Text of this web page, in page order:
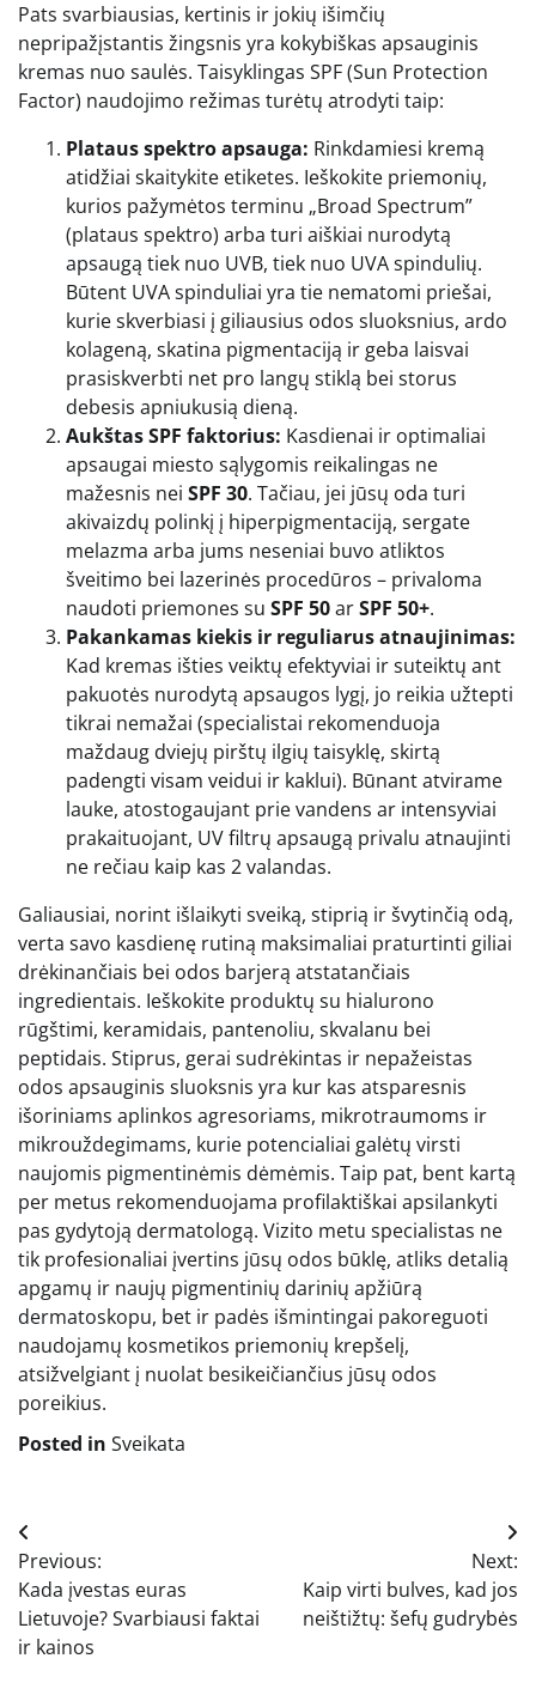
Pats svarbiausias, kertinis ir jokių išimčių
nepripažįstantis žingsnis yra kokybiškas apsauginis
kremas nuo saulės. Taisyklingas SPF (Sun Protection
Factor) naudojimo režimas turėtų atrodyti taip:
Plataus spektro apsauga: Rinkdamiesi kremą
atidžiai skaitykite etiketes. Ieškokite priemonių,
kurios pažymėtos terminu „Broad Spectrum”
(plataus spektro) arba turi aiškiai nurodytą
apsaugą tiek nuo UVB, tiek nuo UVA spindulių.
Būtent UVA spinduliai yra tie nematomi priešai,
kurie skverbiasi į giliausius odos sluoksnius, ardo
kolageną, skatina pigmentaciją ir geba laisvai
prasiskverbti net pro langų stiklą bei storus
debesis apniukusią dieną.
Aukštas SPF faktorius: Kasdienai ir optimaliai
apsaugai miesto sąlygomis reikalingas ne
mažesnis nei SPF 30. Tačiau, jei jūsų oda turi
akivaizdų polinkį į hiperpigmentaciją, sergate
melazma arba jums neseniai buvo atliktos
šveitimo bei lazerinės procedūros – privaloma
naudoti priemones su SPF 50arSPF 50+.
Pakankamas kiekis ir reguliarus atnaujinimas:
Kad kremas išties veiktų efektyviai ir suteiktų ant
pakuotės nurodytą apsaugos lygį, jo reikia užtepti
tikrai nemažai (specialistai rekomenduoja
maždaug dviejų pirštų ilgių taisyklę, skirtą
padengti visam veidui ir kaklui). Būnant atvirame
lauke, atostogaujant prie vandens ar intensyviai
prakaituojant, UV filtrų apsaugą privalu atnaujinti
ne rečiau kaip kas 2 valandas.
Galiausiai, norint išlaikyti sveiką, stiprią ir švytinčią odą,
verta savo kasdienę rutiną maksimaliai praturtinti giliai
drėkinančiais bei odos barjerą atstatančiais
ingredientais. Ieškokite produktų su hialurono
rūgštimi, keramidais, pantenoliu, skvalanu bei
peptidais. Stiprus, gerai sudrėkintas ir nepažeistas
odos apsauginis sluoksnis yra kur kas atsparesnis
išoriniams aplinkos agresoriams, mikrotraumoms ir
mikrouždegimams, kurie potencialiai galėtų virsti
naujomis pigmentinėmis dėmėmis. Taip pat, bent kartą
per metus rekomenduojama profilaktiškai apsilankyti
pas gydytoją dermatologą. Vizito metu specialistas ne
tik profesionaliai įvertins jūsų odos būklę, atliks detalią
apgamų ir naujų pigmentinių darinių apžiūrą
dermatoskopu, bet ir padės išmintingai pakoreguoti
naudojamų kosmetikos priemonių krepšelį,
atsižvelgiant į nuolat besikeičiančius jūsų odos
poreikius.
Posted in Sveikata
Navigacija
tarp
įrašų
Previous:
Kada įvestas euras
Lietuvoje? Svarbiausi faktai
ir kainos
Next:
Kaip virti bulves, kad jos
neištižtų: šefų gudrybės